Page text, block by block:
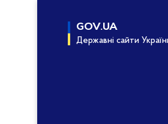
GOV.UA
Державні сайти